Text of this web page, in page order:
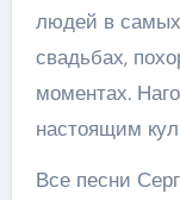
людей в
свадьбах,
моментах.
настоящим
Все песни